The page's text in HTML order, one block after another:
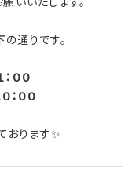
通りです。
００
：００
おります✨